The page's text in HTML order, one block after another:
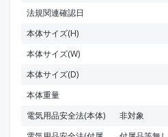
法規関連確認日
本体サイズ(H)
本体サイズ(W)
本体サイズ(D)
本体重量
電気用品安全法(本体)
非対象